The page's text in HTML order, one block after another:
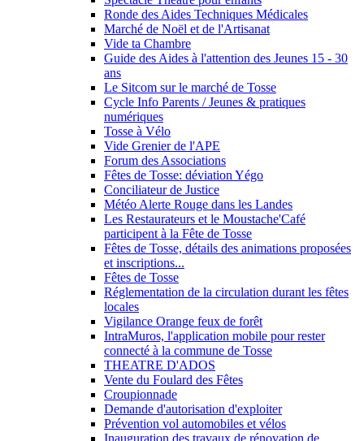
Ronde des Aides Techniques Médicales
Marché de Noël et de l'Artisanat
Vide ta Chambre
Guide des Aides à l'attention des Jeunes 15 - 30
ans
Le Sitcom sur le marché de Tosse
Cycle Info Parents / Jeunes & pratiques
numériques
Tosse à Vélo
Vide Grenier de l'APE
Forum des Associations
Fêtes de Tosse: déviation Yégo
Conciliateur de Justice
Météo Alerte Rouge dans les Landes
Les Restaurateurs et le Moustache'Café
participent à la Fête de Tosse
Fêtes de Tosse, détails des animations proposées
et inscriptions...
Fêtes de Tosse
Réglementation de la circulation durant les fêtes
locales
Vigilance Orange feux de forêt
IntraMuros, l'application mobile pour rester
connecté à la commune de Tosse
THEATRE D'ADOS
Vente du Foulard des Fêtes
Croupionnade
Demande d'autorisation d'exploiter
Prévention vol automobiles et vélos
Inauguration des travaux de rénovation de